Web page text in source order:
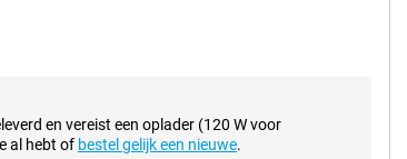
en opslaan zonder snel tegen de grenzen van je
en vereist een oplader (120 W voor
al hebt of bestel gelijk een nieuwe.